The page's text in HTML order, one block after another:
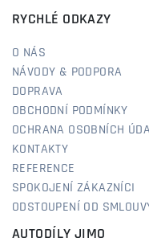
RYCHLÉ ODKAZY
O NÁS
NÁVODY & PODPORA
DOPRAVA
OBCHODNÍ PODMÍNKY
OCHRANA OSOBNÍCH
KONTAKTY
REFERENCE
SPOKOJENÍ ZÁKAZNÍCI
ODSTOUPENÍ OD
AUTODÍLY JIMO